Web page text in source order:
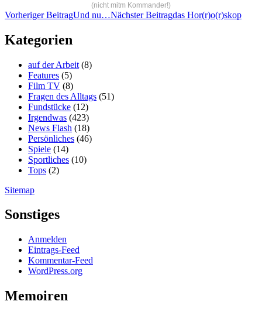
(nicht mitm Kommander!)
Beitragsnavigation
Vorheriger BeitragUnd nu…Nächster Beitragdas Hor(r)o(r)skop
Kategorien
auf der Arbeit (8)
Features (5)
Film TV (8)
Fragen des Alltags (51)
Fundstücke (12)
Irgendwas (423)
News Flash (18)
Persönliches (46)
Spiele (14)
Sportliches (10)
Tops (2)
Sitemap
Sonstiges
Anmelden
Eintrags-Feed
Kommentar-Feed
WordPress.org
Memoiren